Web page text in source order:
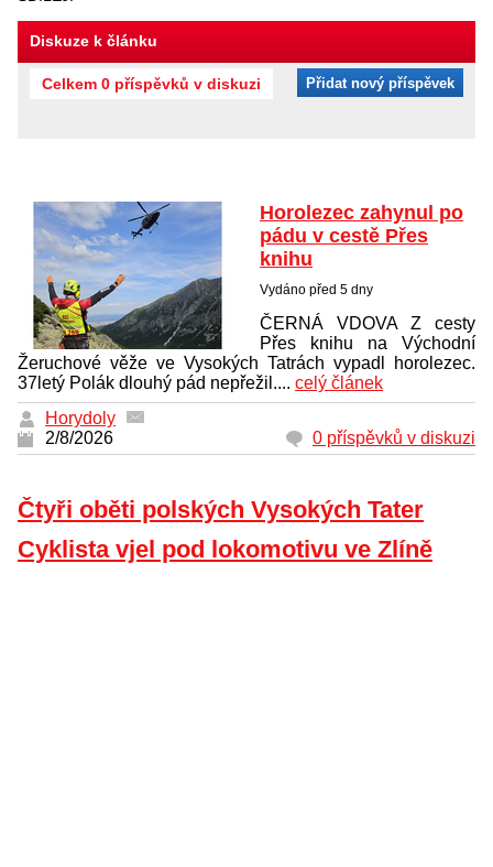
Diskuze k článku
Celkem 0 příspěvků v diskuzi Přidat nový příspěvek
Horolezec zahynul po
pádu v cestě Přes
knihu
Vydáno před 5 dny
ČERNÁ VDOVA Z cesty
Přes knihu na Východní
Žeruchové věže ve Vysokých Tatrách vypadl horolezec.
37letý Polák dlouhý pád nepřežil.... celý článek
Horydoly
2/8/2026
0 příspěvků v diskuzi
Čtyři oběti polských Vysokých Tater
Cyklista vjel pod lokomotivu ve Zlíně